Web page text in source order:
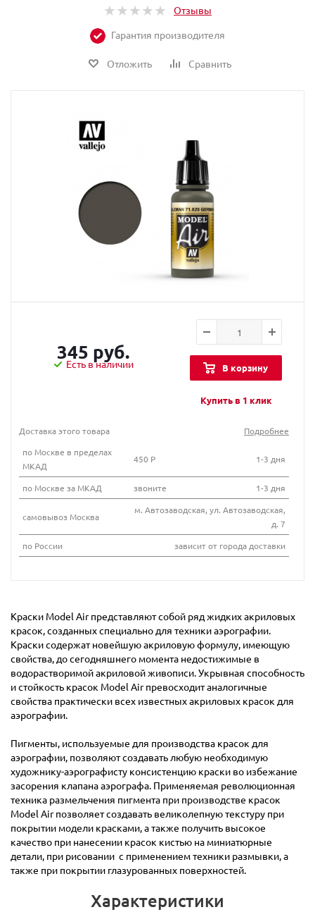
Отзывы
Гарантия производителя
Отложить Сравнить
345 руб.
Есть в наличии В корзину
Купить в 1 клик
Доставка этого товара
Подробнее
по Москве в пределах
МКАД
450 Р 1-3 дня
по Москве за МКАД звоните 1-3 дня
самовывоз Москва
м. Автозаводская, ул. Автозаводская,
д. 7
по России
зависит от города доставки
Краски Model Air представляют собой ряд жидких акриловых
красок, созданных специально для техники аэрографии.
Краски содержат новейшую акриловую формулу, имеющую
свойства, до сегодняшнего момента недостижимые в
водорастворимой акриловой живописи. Укрывная способность
и стойкость красок Model Air превосходит аналогичные
свойства практически всех известных акриловых красок для
аэрографии.
Пигменты, используемые для производства красок для
аэрографии, позволяют создавать любую необходимую
художнику-аэрографисту консистенцию краски во избежание
засорения клапана аэрографа. Применяемая революционная
техника размельчения пигмента при производстве красок
Model Air позволяет создавать великолепную текстуру при
покрытии модели красками, а также получить высокое
качество при нанесении красок кистью на миниатюрные
детали, при рисовании с применением техники размывки, а
также при покрытии глазурованных поверхностей.
Характеристики